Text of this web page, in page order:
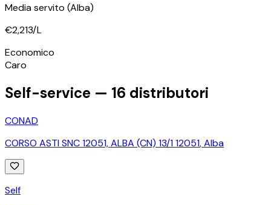
Media servito (Alba)
€2,213/L
Economico
Caro
Self-service — 16 distributori
CONAD
CORSO ASTI SNC 12051, ALBA (CN) 13/1 12051,Alba
Self